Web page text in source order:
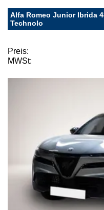
Alfa Romeo Junior Ibrida
Technolo
Preis:
MWSt: